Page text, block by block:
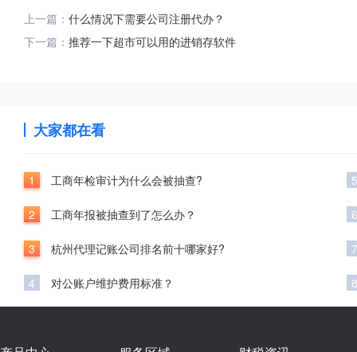
上一篇： 什么情况下需要公司注册代办？
下一篇： 推荐一下超市可以用的进销存软件
大家都在看
1 工商年检审计为什么会被抽查?
2 工商年报被抽查到了怎么办？
3 杭州代理记账公司排名前十哪家好?
4 对公账户维护费用标准？
5
6
7
8